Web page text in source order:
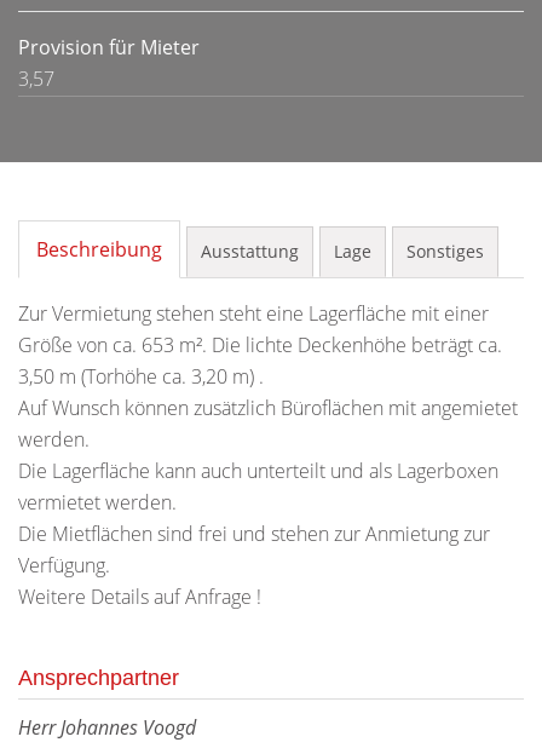
Provision für Mieter
3,57
Beschreibung Ausstattung Lage Sonstiges
Zur Vermietung stehen steht eine Lagerfläche mit einer
Größe von ca. 653 m². Die lichte Deckenhöhe beträgt ca.
3,50 m (Torhöhe ca. 3,20 m) .
Auf Wunsch können zusätzlich Büroflächen mit angemietet
werden.
Die Lagerfläche kann auch unterteilt und als Lagerboxen
vermietet werden.
Die Mietflächen sind frei und stehen zur Anmietung zur
Verfügung.
Weitere Details auf Anfrage !
Ansprechpartner
Herr Johannes Voogd